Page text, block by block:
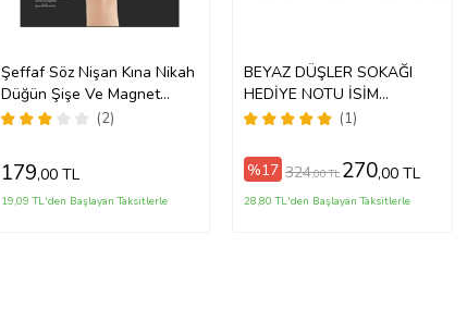
Şeffaf Söz Nişan Kına Nikah
Düğün Şişe Ve Magnet
Etiketi 75 Adet 1 Tabaka
(2)
179,00 TL
19,09 TL'den Başlayan Taksitlerle
BEYAZ DÜŞLER SOKAĞI
HEDİYE NOTU İSİM
ETİKETİ,NİKAH,3cmx3cm
AD)
(1)
%17 324,00 TL 270,00 TL
28,80 TL'den Başlayan Taksitlerle